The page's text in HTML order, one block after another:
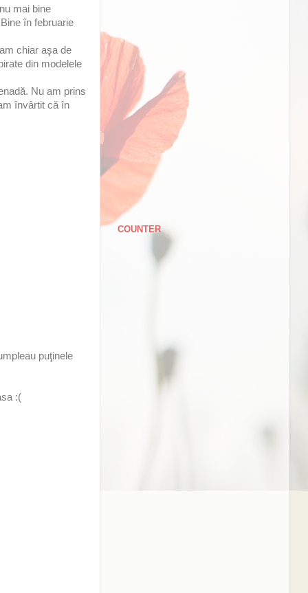
mai bine
în februarie
chiar aşa de
din modelele
Nu am prins
învârtit că în
puţinele
:(
COUNTER